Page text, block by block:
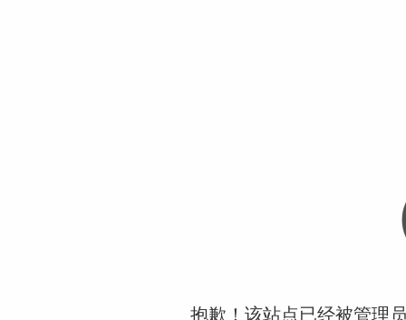
抱歉！该站点已经被管理